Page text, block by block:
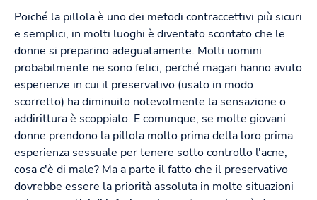
Poiché la pillola è uno dei metodi contraccettivi più sicuri
e semplici, in molti luoghi è diventato scontato che le
donne si preparino adeguatamente. Molti uomini
probabilmente ne sono felici, perché magari hanno avuto
esperienze in cui il preservativo (usato in modo
scorretto) ha diminuito notevolmente la sensazione o
addirittura è scoppiato. E comunque, se molte giovani
donne prendono la pillola molto prima della loro prima
esperienza sessuale per tenere sotto controllo l'acne,
cosa c'è di male? Ma a parte il fatto che il preservativo
dovrebbe essere la priorità assoluta in molte situazioni